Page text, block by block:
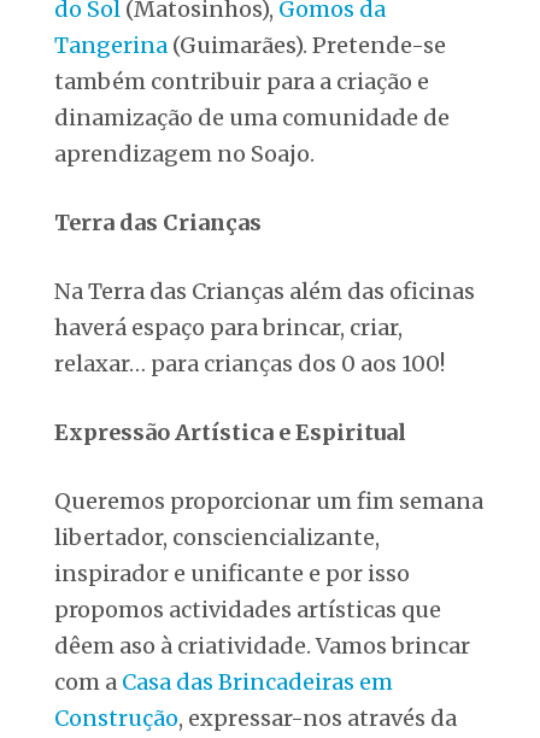
do Sol (Matosinhos), Gomos da
Tangerina (Guimarães). Pretende-se
também contribuir para a criação e
dinamização de uma comunidade de
aprendizagem no Soajo.
Terra das Crianças
Na Terra das Crianças além das oficinas
haverá espaço para brincar, criar,
relaxar… para crianças dos 0 aos 100!
Expressão Artística e Espiritual
Queremos proporcionar um fim semana
libertador, consciencializante,
inspirador e unificante e por isso
propomos actividades artísticas que
dêem aso à criatividade. Vamos brincar
com a Casa das Brincadeiras em
Construção, expressar-nos através da